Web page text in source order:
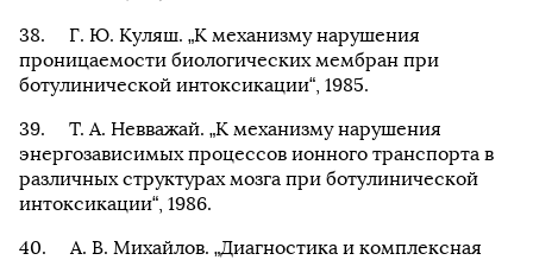
Г. Ю. Куляш. „К механизму нарушения
проницаемости биологических мембран при
ботулинической интоксикации“, 1985.
Т. А. Невважай. „К механизму нарушения
энергозависимых процессов ионного транспорта в
различных структурах мозга при ботулинической
интоксикации“, 1986.
А. В. Михайлов. „Диагностика и комплексная